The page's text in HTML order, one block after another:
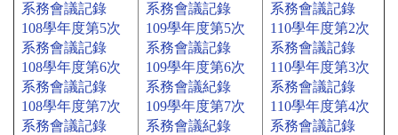
系務會議記錄
108學年度第5次
系務會議記錄
108學年度第6次
系務會議記錄
108學年度第7次
系務會議記錄
系務會議記錄
109學年度第5次
系務會議記錄
109學年度第6次
系務會議紀錄
109學年度第7次
系務會議紀錄
系務會議記錄
110學年度第2次
系務會議記錄
110學年度第3次
系務會議記錄
110學年度第4次
系務會議記錄